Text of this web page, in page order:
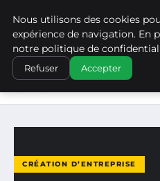
WP CAPE
ACCUEIL
CRÉATION
QUELLES SONT LES ERREURS
CRÉATION D’ENTREPRISE
Nous utilisons des cookies
expérience de navigation. En
notre politique de
Refuser Accepter